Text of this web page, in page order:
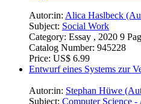
Autor:in: Alica Haslbeck
Subject: Social Work
Category: Essay , 2020 9
Catalog Number: 945228
Price: US$ 6.99
Entwurf eines Systems zur
Autor:in: Stephan Hüwe
Subject: Computer Science -